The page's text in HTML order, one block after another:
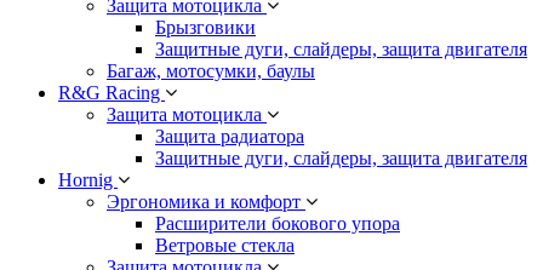
Защита мотоцикла
Брызговики
Защитные дуги, слайдеры, защита двигателя
Багаж, мотосумки, баулы
R&G Racing
Защита мотоцикла
Защита радиатора
Защитные дуги, слайдеры, защита двигателя
Hornig
Эргономика и комфорт
Расширители бокового упора
Ветровые стекла